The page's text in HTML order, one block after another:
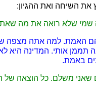
את השיחה ואת ההגיון:
שמי שלא רואה את מה
הם האמת. למה אתה מצפה
תממן אותי. המדינה היא
באמת.
משלם. כל הוצאה של